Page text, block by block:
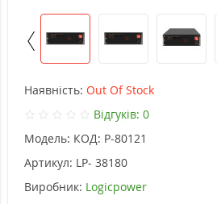
Наявність: Out Of Stock
Відгуків: 0
Модель: КОД: P-80121
Артикул: LP- 38180
Виробник: Logicpower